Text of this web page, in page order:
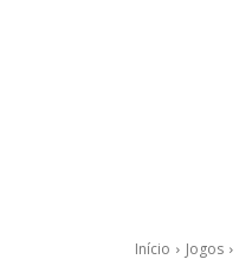
Início Jogos